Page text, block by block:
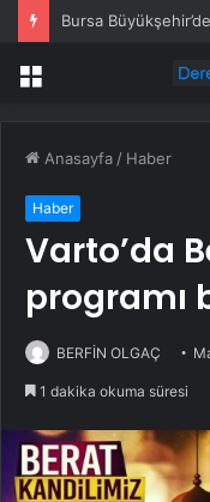
Menü
Anasayfa / Haber
Haber
Varto’da
programı
BERFİN OLGAÇ
1 dakika okuma süresi